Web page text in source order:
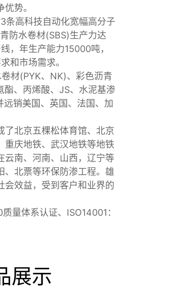
势。
条高科技自动化宽幅高分子
防水卷材(SBS)生产力达
，年生产能力15000吨，
和市场需求。
材(PYK、NK)、彩色沥青
酯、丙烯酸、JS、水泥基渗
销美国、英国、法国、加
了北京五棵松体育馆、北京
重庆地铁、武汉地铁等地铁
云南、河南、山西，辽宁等
、北票等环保防渗工程。雄
会效益，受到客户和业界的
量体系认证、ISO14001：
展示